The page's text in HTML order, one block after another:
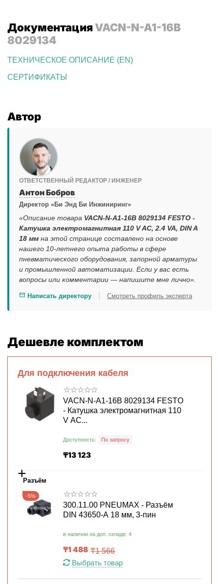
ДокументацияVACN-N-A1-16B
8029134
ТЕХНИЧЕСКОЕ ОПИСАНИЕ (EN)
СЕРТИФИКАТЫ
Автор
ОТВЕТСТВЕННЫЙ РЕДАКТОР / ИНЖЕНЕР
Антон Бобров
Директор «Би Энд Би Инжиниринг»
«Описание товара VACN-N-A1-16B 8029134 FESTO -
Катушка электромагнитная 110 V AC, 2.4 VA, DIN A
18 мм на этой странице составлено на основе
нашего 10-летнего опыта работы в сфере
пневматического оборудования, запорной арматуры
и промышленной автоматизации. Если у вас есть
вопросы или комментарии — напишите мне лично».
Написать директору Смотреть профиль эксперта
Дешевле комплектом
Для подключения кабеля
VACN-N-A1-16B 8029134 FESTO
- Катушка электромагнитная 110
V AC...
Доступность: По запросу
₸13 123
+Разъём
-5%
300.11.00 PNEUMAX - Разъём
DIN 43650-A 18 мм, 3-пин
в наличии на доп. складе: 4
₸1 488 ₸1 566
Выбрать товар